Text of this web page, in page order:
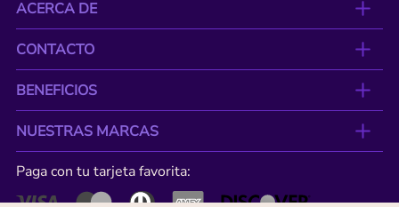
ACERCA DE
CONTACTO
BENEFICIOS
NUESTRAS MARCAS
Paga con tu tarjeta favorita: